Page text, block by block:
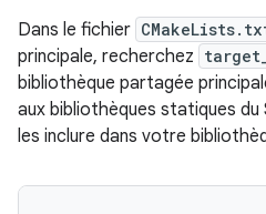
Dans le fichier
principale, recherchez
bibliothèque partagée
aux bibliothèques statiques du
les inclure dans votre